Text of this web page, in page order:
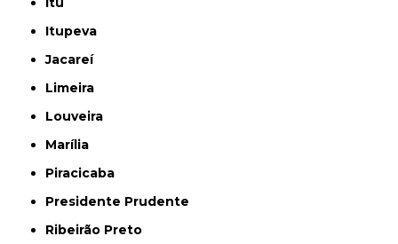
Itupeva
Jacareí
Limeira
Louveira
Marília
Piracicaba
Presidente Prudente
Ribeirão Preto